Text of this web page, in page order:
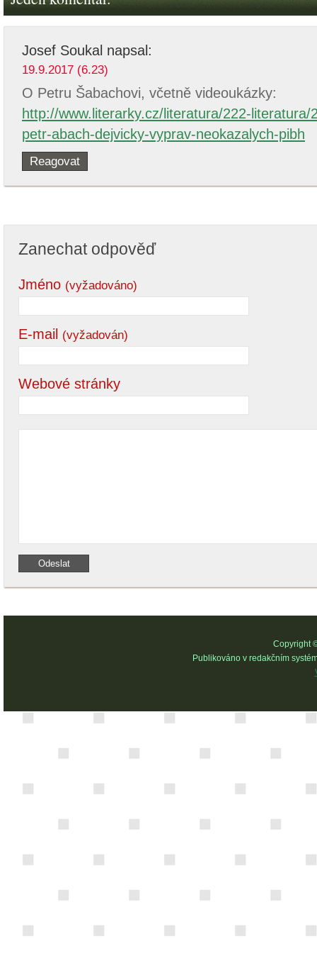
Josef Soukal napsal:
19.9.2017 (6.23)
O Petru Šabachovi, včetně videoukázky:
http://www.literarky.cz/literatura/222-literatura/
petr-abach-dejvicky-vyprav-neokazalych-pibh
Reagovat
Zanechat odpověď
Jméno (vyžadováno)
E-mail (vyžadován)
Webové stránky
Copyright
Publikováno v redakčním